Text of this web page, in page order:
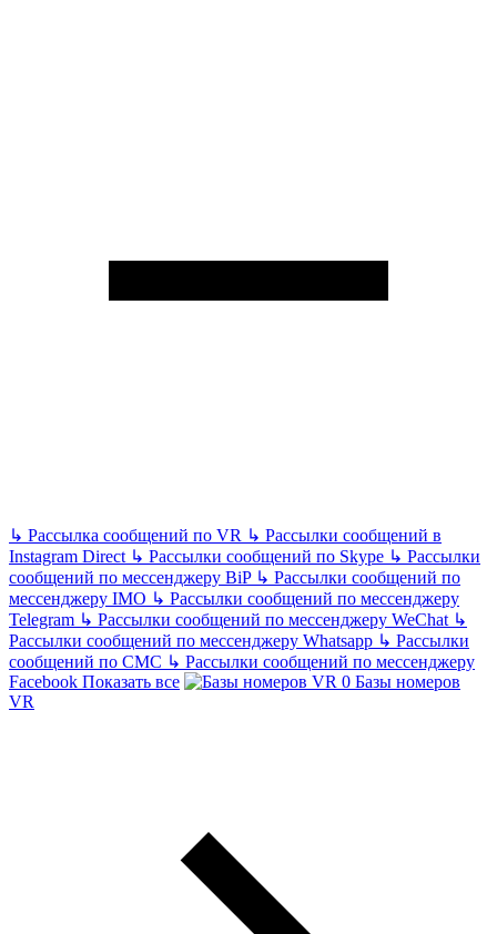
↳ Рассылка сообщений по VR ↳ Рассылки сообщений в
Instagram Direct ↳ Рассылки сообщений по Skype ↳ Рассылки
сообщений по мессенджеру BiP ↳ Рассылки сообщений по
мессенджеру IMO ↳ Рассылки сообщений по мессенджеру
Telegram ↳ Рассылки сообщений по мессенджеру WeChat ↳
Рассылки сообщений по мессенджеру Whatsapp ↳ Рассылки
сообщений по СМС ↳ Рассылки сообщений по мессенджеру
Facebook Показать все
Базы номеров
VR